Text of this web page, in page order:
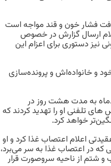
کلیه، افت فشار خون و قند مواجه است
ارسال گزارش در خصوص
دستوری برای اعزام این
و خانواده‌اش و پرونده‌سازی
به مدت هشت روز در
تلفنی او را تهدید کردند که
خواهد کرد.
اعلام اعتصاب غذا کرد و او
که در اعتصاب غذا به سر می‌برد،
و شتم از ناحیه سروصورت قرار